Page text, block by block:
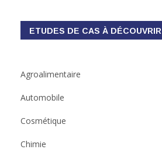
ETUDES DE CAS À DÉCOUVRIR
Agroalimentaire
Automobile
Cosmétique
Chimie